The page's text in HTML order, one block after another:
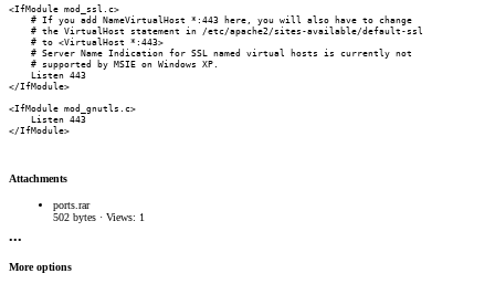
<IfModule mod_ssl.c>
    # If you add NameVirtualHost *:443 here, you will also have to change
    # the VirtualHost statement in /etc/apache2/sites-available/default-ssl
    # to <VirtualHost *:443>
    # Server Name Indication for SSL named virtual hosts is currently not
    # supported by MSIE on Windows XP.
    Listen 443
</IfModule>
<IfModule mod_gnutls.c>
    Listen 443
</IfModule>
Attachments
ports.rar
502 bytes · Views: 1
•••
More options